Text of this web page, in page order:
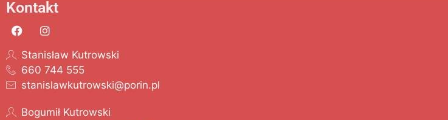
Kontakt
Stanisław Kutrowski
660 744 555
stanislawkutrowski@porin.pl
Bogumił Kutrowski